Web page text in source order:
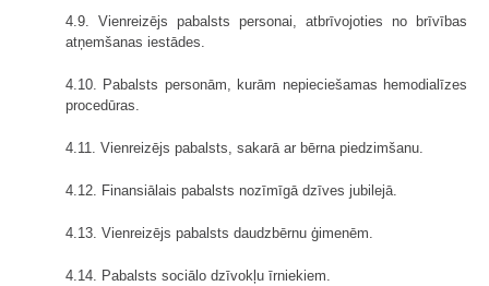
4.9. Vienreizējs pabalsts personai, atbrīvojoties no brīvības
atņemšanas iestādes.
4.10. Pabalsts personām, kurām nepieciešamas hemodialīzes
procedūras.
4.11. Vienreizējs pabalsts, sakarā ar bērna piedzimšanu.
4.12. Finansiālais pabalsts nozīmīgā dzīves jubilejā.
4.13. Vienreizējs pabalsts daudzbērnu ģimenēm.
4.14. Pabalsts sociālo dzīvokļu īrniekiem.